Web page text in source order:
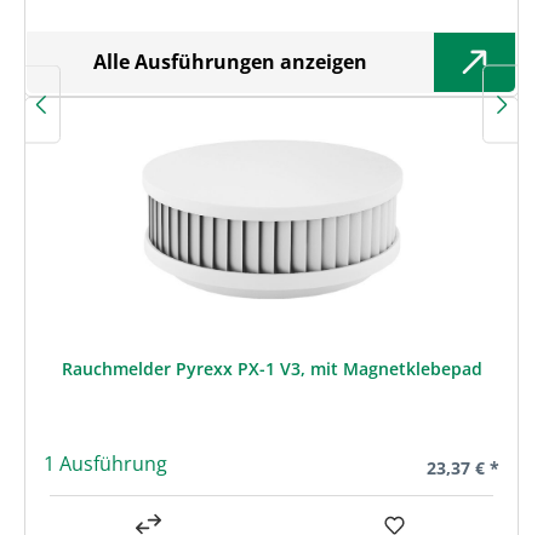
Alle Ausführungen anzeigen
Rauchmelder Pyrexx PX-1 V3, mit Magnetklebepad
1 Ausführung Regulärer
23,37 € *